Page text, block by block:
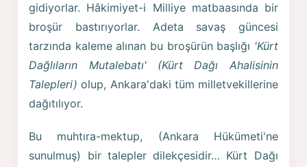
gidiyorlar. Hâkimiyet-i Milliye matbaasında bir
broşür bastırıyorlar. Adeta savaş güncesi
tarzında kaleme alınan bu broşürün başlığı 'Kürt
Dağlıların Mutalebatı' (Kürt Dağı Ahalisinin
Talepleri) olup, Ankara'daki tüm milletvekillerine
dağıtılıyor.
Bu muhtıra-mektup, (Ankara Hükümeti'ne
sunulmuş) bir talepler dilekçesidir… Kürt Dağı